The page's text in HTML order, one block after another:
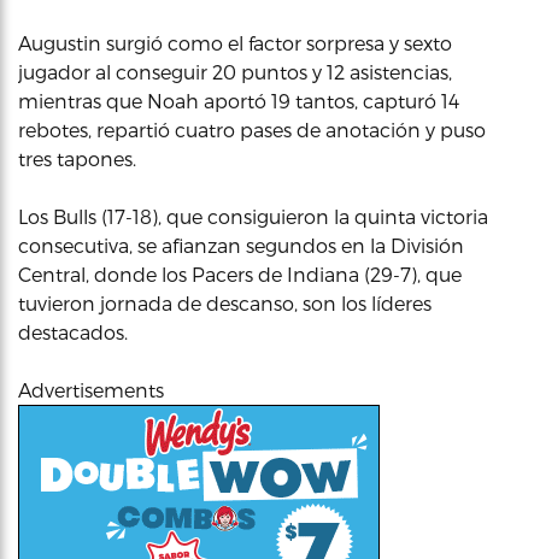
Augustin surgió como el factor sorpresa y sexto
jugador al conseguir 20 puntos y 12 asistencias,
mientras que Noah aportó 19 tantos, capturó 14
rebotes, repartió cuatro pases de anotación y puso
tres tapones.
Los Bulls (17-18), que consiguieron la quinta victoria
consecutiva, se afianzan segundos en la División
Central, donde los Pacers de Indiana (29-7), que
tuvieron jornada de descanso, son los líderes
destacados.
Advertisements